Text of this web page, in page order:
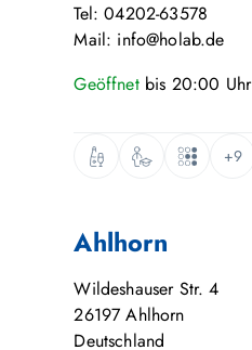
Tel: 04202-63578
Mail: info@holab.de
Geöffnet bis 20:00 Uhr
+9
Ahlhorn
Wildeshauser Str. 4
26197 Ahlhorn
Deutschland